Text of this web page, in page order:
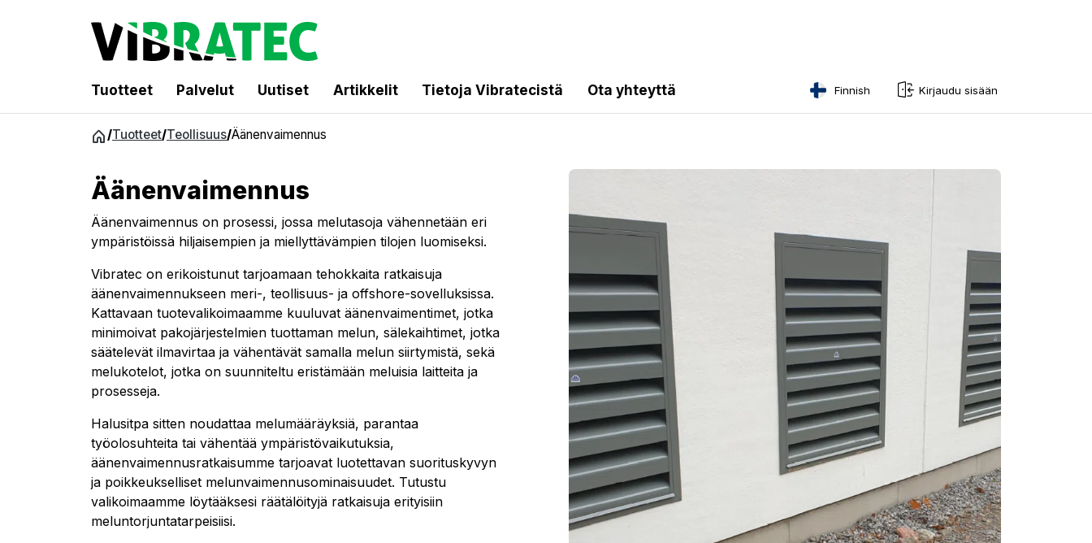
Tuotteet Palvelut Uutiset Artikkelit Tietoja Vibratecistä Ota yhteyttä Finnish
Estonian
Finnish
Danish
Kirjaudu sisään
/Tuotteet/Teollisuus/Äänenvaimennus
Äänenvaimennus
Äänenvaimennus on prosessi, jossa melutasoja vähennetään eri
ympäristöissä hiljaisempien ja miellyttävämpien tilojen luomiseksi.
Vibratec on erikoistunut tarjoamaan tehokkaita ratkaisuja
äänenvaimennukseen meri-, teollisuus- ja offshore-sovelluksissa.
Kattavaan tuotevalikoimaamme kuuluvat äänenvaimentimet, jotka
minimoivat pakojärjestelmien tuottaman melun, sälekaihtimet, jotka
säätelevät ilmavirtaa ja vähentävät samalla melun siirtymistä, sekä
melukotelot, jotka on suunniteltu eristämään meluisia laitteita ja
prosesseja.
Halusitpa sitten noudattaa melumääräyksiä, parantaa
työolosuhteita tai vähentää ympäristövaikutuksia,
äänenvaimennusratkaisumme tarjoavat luotettavan suorituskyvyn
ja poikkeukselliset melunvaimennusominaisuudet. Tutustu
valikoimaamme löytääksesi räätälöityjä ratkaisuja erityisiin
meluntorjuntatarpeisiisi.